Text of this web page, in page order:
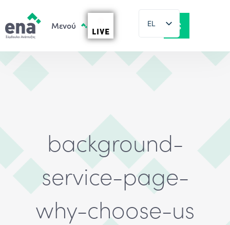
LIVE
EL
EN
background-
service-page-
why-choose-us